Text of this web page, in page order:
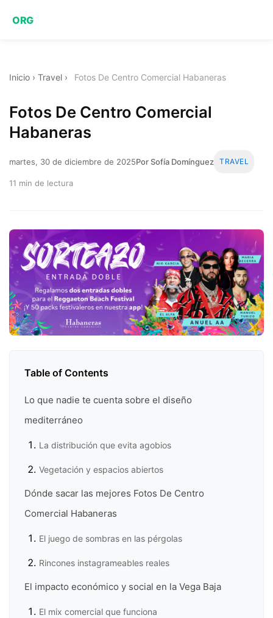
ORG
Inicio › Travel › Fotos De Centro Comercial Habaneras
Fotos De Centro Comercial
Habaneras
martes, 30 de diciembre de 2025Por Sofía Domínguez TRAVEL
11 min de lectura
Table of Contents
Lo que nadie te cuenta sobre el diseño
mediterráneo
La distribución que evita agobios
Vegetación y espacios abiertos
Dónde sacar las mejores Fotos De Centro
Comercial Habaneras
El juego de sombras en las pérgolas
Rincones instagrameables reales
El impacto económico y social en la Vega Baja
El mix comercial que funciona